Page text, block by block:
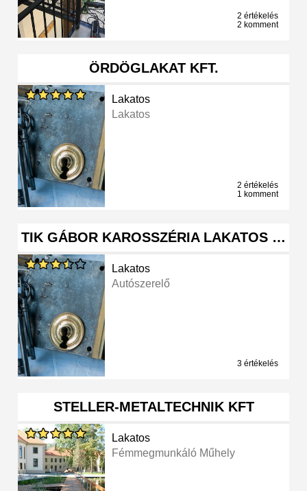
2 értékelés
2 komment
ÖRDÖGLAKAT KFT.
Lakatos
Lakatos
2 értékelés
1 komment
TIK GÁBOR KAROSSZÉRIA LAKATOS …
Lakatos
Autószerelő
3 értékelés
STELLER-METALTECHNIK KFT
Lakatos
Fémmegmunkáló Műhely